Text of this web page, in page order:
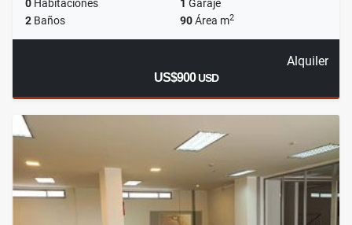
0 Habitaciones 1 Garaje
2 Baños 90Área m2
Alquiler
US$900USD